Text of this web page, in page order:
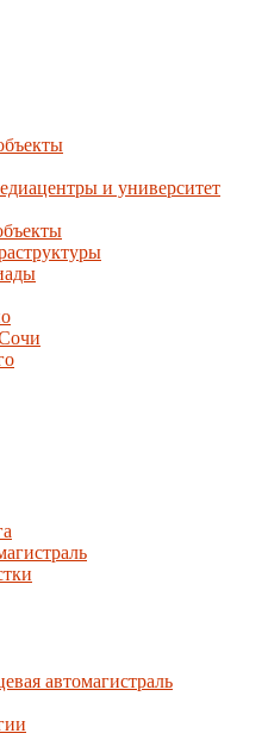
и университет
автомагистраль